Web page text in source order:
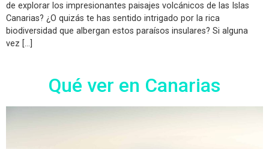
de explorar los impresionantes paisajes volcánicos de las Islas
Canarias? ¿O quizás te has sentido intrigado por la rica
biodiversidad que albergan estos paraísos insulares? Si alguna
vez […]
Qué ver en Canarias